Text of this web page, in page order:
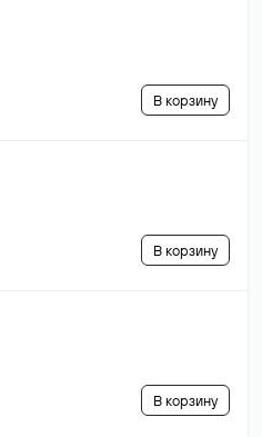
В корзину
В корзину
В корзину